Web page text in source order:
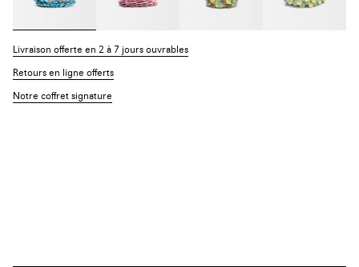
Livraison offerte en 2 à 7 jours ouvrables
Retours en ligne offerts
Notre coffret signature